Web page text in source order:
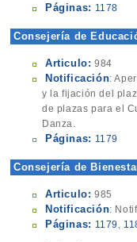
Páginas: 1178
Consejería de
Articulo: 984
Notificación:
y la fijación del
de plazas para el
Danza.
Páginas: 1179
Consejería de
Articulo: 985
Notificación:
Páginas: 1179 ,